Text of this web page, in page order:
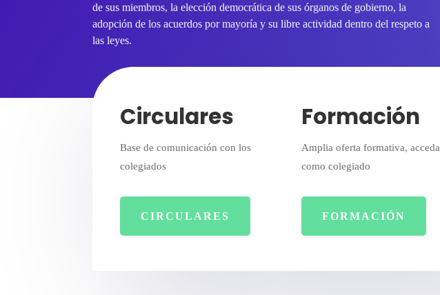
de sus miembros, la elección democrática de sus órganos de gobierno, la
adopción de los acuerdos por mayoría y su libre actividad dentro del respeto a
las leyes.
Circulares
Base de comunicación con los
colegiados
CIRCULARES
Formación
Amplia oferta formativa, acceda
como colegiado
FORMACIÓN